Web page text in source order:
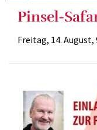
Pinsel-
Freitag, 14.